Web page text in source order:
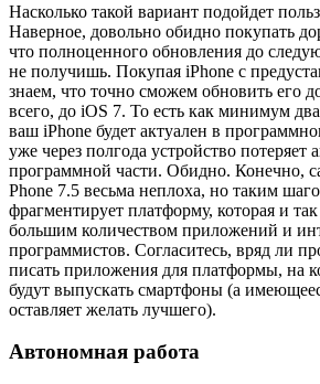
Насколько такой вариант подойдет
Наверное, довольно обидно покупать
что полноценного обновления до
не получишь. Покупая iPhone с
знаем, что точно сможем обновить его
всего, до iOS 7. То есть как минимум
ваш iPhone будет актуален в
уже через полгода устройство потеряет
программной части. Обидно. Конечно,
Phone 7.5 весьма неплоха, но таким
фрагментирует платформу, которая и
большим количеством приложений и
программистов. Согласитесь, вряд ли
писать приложения для платформы, на
будут выпускать смартфоны (а
оставляет желать лучшего).
Автономная работа